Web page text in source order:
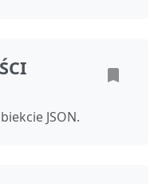
JSON.